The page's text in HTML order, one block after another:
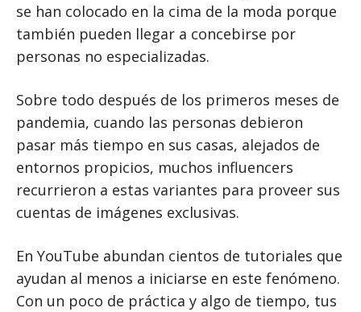
se han colocado en la cima de la moda porque
también pueden llegar a concebirse por
personas no especializadas.
Sobre todo después de los primeros meses de
pandemia, cuando las personas debieron
pasar más tiempo en sus casas, alejados de
entornos propicios, muchos influencers
recurrieron a estas variantes para proveer sus
cuentas de imágenes exclusivas.
En YouTube abundan cientos de tutoriales que
ayudan al menos a iniciarse en este fenómeno.
Con un poco de práctica y algo de tiempo, tus